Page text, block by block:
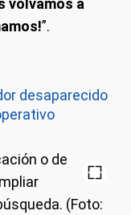
volvamos a
”.
desaparecido